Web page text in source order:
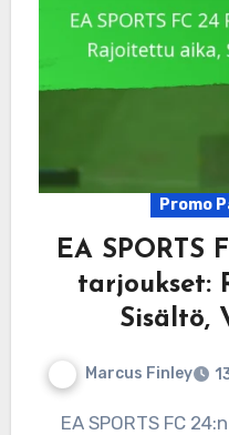
Promo
EA SPORTS
tarjoukset:
Sisältö,
Marcus Finley
EA SPORTS FC 24:n päivittäiset tarjoukset